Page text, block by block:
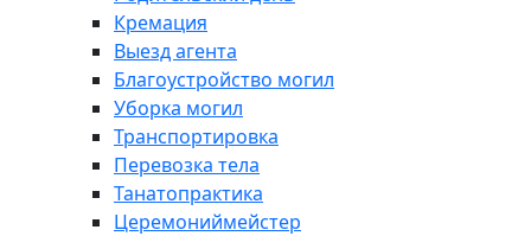
Кремация
Выезд агента
Благоустройство могил
Уборка могил
Транспортировка
Перевозка тела
Танатопрактика
Церемониймейстер